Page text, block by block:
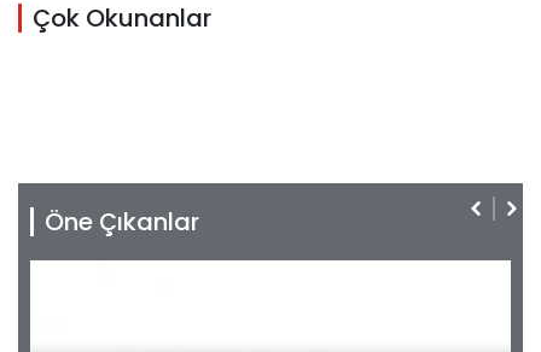
Çok Okunanlar
Öne Çıkanlar